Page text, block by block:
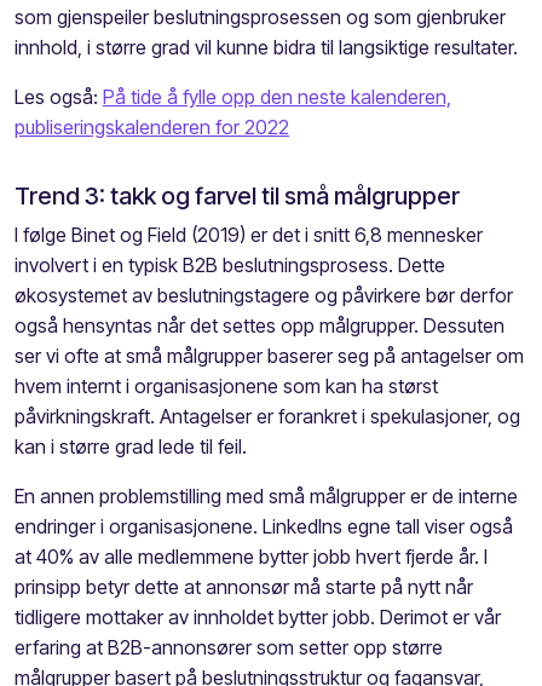
som gjenspeiler beslutningsprosessen og som gjenbruker
innhold, i større grad vil kunne bidra til langsiktige resultater.
Les også: På tide å fylle opp den neste kalenderen,
publiseringskalenderen for 2022
Trend 3: takk og farvel til små målgrupper
I følge Binet og Field (2019) er det i snitt 6,8 mennesker
involvert i en typisk B2B beslutningsprosess. Dette
økosystemet av beslutningstagere og påvirkere bør derfor
også hensyntas når det settes opp målgrupper. Dessuten
ser vi ofte at små målgrupper baserer seg på antagelser om
hvem internt i organisasjonene som kan ha størst
påvirkningskraft. Antagelser er forankret i spekulasjoner, og
kan i større grad lede til feil.
En annen problemstilling med små målgrupper er de interne
endringer i organisasjonene. LinkedIns egne tall viser også
at 40% av alle medlemmene bytter jobb hvert fjerde år. I
prinsipp betyr dette at annonsør må starte på nytt når
tidligere mottaker av innholdet bytter jobb. Derimot er vår
erfaring at B2B-annonsører som setter opp større
målgrupper basert på beslutningsstruktur og fagansvar,